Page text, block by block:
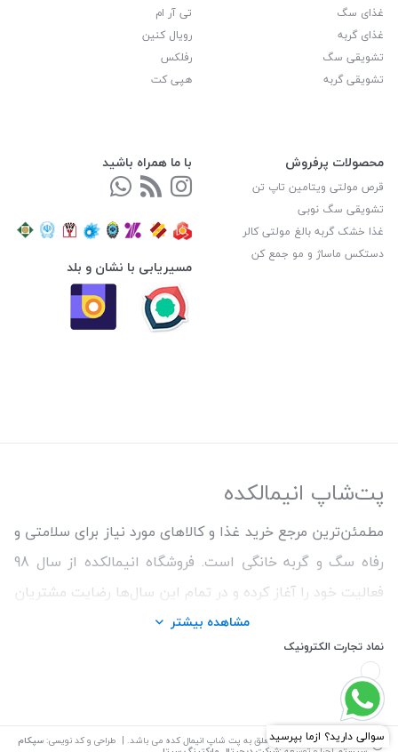
غذای سگ
غذای گربه
تشویقی سگ
تشویقی گربه
تی آر ام
رویال کنین
رفلکس
هپی کت
محصولات پرفروش
قرص مولتی ویتامین تاپ تن
تشویقی سگ نوبی
غذا خشک گربه بالغ مولتی کالر
دستکس ماساژ و مو جمع کن
با ما همراه باشید
مسیریابی با نشان و بلد
پت‌شاپ انیمالکده
مطمئن‌ترین مرجع خرید غذا و کالاهای مورد نیاز برای سلامتی و
رفاه سگ و گربه خانگی است. فروشگاه انیمالکده از سال 98
فعالیت خود را آغاز کرده و در تمام این سال‌ها رضایت مشتریان
و ارائه محصولات اورجینال و با کیفیت برای حفظ سلامتی
حیوانات را اولویت کار خود قرار داده است. ما همواره سعی
کردیم با تنوع بالای محصولات و اطمینان از اصالت کالاها و
قیمت منصفانه تجربه خریدی خوشایند را برای مشتریان رقم
بزنیم. همچنین برای دریافت مشاوره رایگان درمورد محصولات
مشاهده بیشتر
نماد تجارت الکترونیک
© تمامی حقوق این سایت متعلق به پت شاپ انیمال کده می باشد. | طراحی و کد نویسی: سپکام